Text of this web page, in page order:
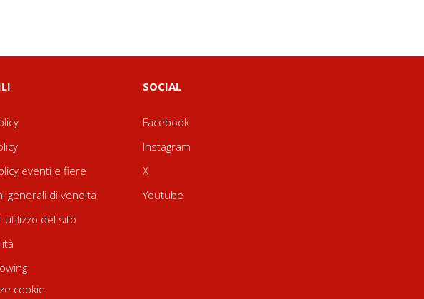
eventi e fiere
generali di vendita
utilizzo del sito
cookie
SOCIAL
Facebook
Instagram
X
Youtube